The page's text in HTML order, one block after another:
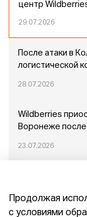
центр
29.07.2026
После атаки в
логистической
28.07.2026
Wildberries
Воронеже после
23.07.2026
Продолжая
с условиями